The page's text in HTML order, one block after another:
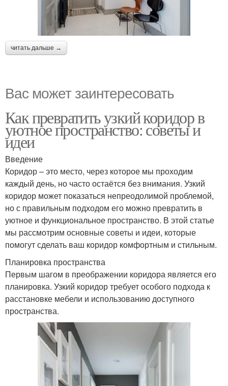
читать дальше →
Вас может заинтересовать
Как превратить узкий коридор в
уютное пространство: советы и
идеи
Введение
Коридор – это место, через которое мы проходим
каждый день, но часто остаётся без внимания. Узкий
коридор может показаться непреодолимой проблемой,
но с правильным подходом его можно превратить в
уютное и функциональное пространство. В этой статье
мы рассмотрим основные советы и идеи, которые
помогут сделать ваш коридор комфортным и стильным.
Планировка пространства
Первым шагом в преображении коридора является его
планировка. Узкий коридор требует особого подхода к
расстановке мебели и использованию доступного
пространства.